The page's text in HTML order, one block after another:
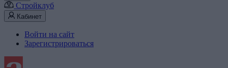
Стройклуб
Кабинет
Войти на сайт
Зарегистрироваться